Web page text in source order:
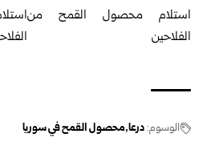
الوسوم:درعا محصول القمح في سوريا